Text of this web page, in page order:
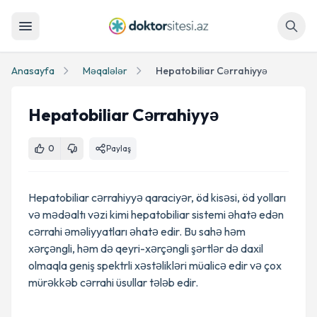
Anasayfa Məqalələr Hepatobiliar Cərrahiyyə
Hepatobiliar Cərrahiyyə
0 Paylaş
Hepatobiliar cərrahiyyə qaraciyər, öd kisəsi, öd yolları
və mədəaltı vəzi kimi hepatobiliar sistemi əhatə edən
cərrahi əməliyyatları əhatə edir. Bu sahə həm
xərçəngli, həm də qeyri-xərçəngli şərtlər də daxil
olmaqla geniş spektrli xəstəlikləri müalicə edir və çox
mürəkkəb cərrahi üsullar tələb edir.